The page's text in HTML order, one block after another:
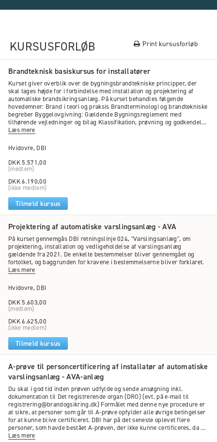
personer til projektering, installation, service og vedligehold
Specifikke kompetencekrav for fagområde AVA.
Mindst ét af følgende:
Dokumenteret uddannelse på niveau som el-installatør
med 1 års praktisk dokumenteret AVA-erfaring.
Elektriker med 4 års praktisk dokumenteret IVA-erfaring.
Maskinmester med 3 års praktisk dokumenteret AVA-
erfaring.
AVA-erfaring.
Automatik mekaniker / elektronik tekniker med 3 års
praktisk erfaring.
Alle el-uddannelser med 3 års praktisk erfaring.
Hvis du vil vide mere om, hvilke krav der stilles til
virksomheder, for at de kan opnå en DBI-godkendelse, kan
du læse om det i Retningslinje 001, ”Brandsikringsanlæg.
Godkendelse af virksomheder til projektering, installation,
service og vedligehold af brandsikringsanlæg”.
Generelle krav
generelle krav, der er ens for alle personcertificeringer.
eller flere af følgende områder:
Installation
Du skal have gennemført ’Brandteknisk basiskursus for
installatører’ eller tilsvarende, er kurset taget før januar
2019, skal du have kurset igen.
Du skal have gennemført et projekteringskursus inden for
det fagspecifikke område, du søger personcertificering til,
og have bestået den efterfølgende prøve.
Dokumentation
For at opnå certificeringen skal du indsende dokumentation
Print kursusforløb
KURSUSFORLØB
Brandteknisk basiskursus for installatører
Kurset giver overblik over de bygningsbrandtekniske principper, der
skal tages højde for i forbindelse med installation og projektering af
automatiske brandsikringsanlæg. På kurset behandles følgende
hovedemner: Brand i teori og praksis Brandterminologi og brandtekniske
begreber Byggelovgivning: Gældende Bygningsreglement med
tilhørende vejledninger og bilag Klassifikation, prøvning og godkendelse
af byggematerialer Brandtekniske installationer Relevante områder
Læs mere
Hvidovre, DBI
DKK 5.571,00
(medlem)
DKK 6.190,00
(ikke medlem)
Tilmeld kursus
Projektering af automatiske varslingsanlæg - AVA
På kurset gennemgås DBI retningslinje 024, "Varslingsanlæg", om
projektering, installation og vedligeholdelse af varslingsanlæg
gældende fra 2021. De enkelte bestemmelser bliver gennemgået og
fortolket, og baggrunden for kravene i bestemmelserne bliver forklaret.
Læs mere
Hvidovre, DBI
DKK 5.603,00
(medlem)
DKK 6.625,00
(ikke medlem)
Tilmeld kursus
A-prøve til personcertificering af installatør af automatiske
varslingsanlæg - AVA-anlæg
Du skal i god tid inden prøven udfylde og sende ansøgning inkl.
dokumentation til Det registrerende organ (DRO) (evt. på e-mail til
registrering@brandogsikring.dk) Formålet med denne nye procedure er
at sikre, at personer som går til A-prøve opfylder alle øvrige betingelser
for at kunne blive certificeret. DBI har på det seneste oplevet flere
personer, som havde bestået A-prøven, der ikke kunne certificeres, da de
ikke opfyldte alle de øvrige betingelser. Prøvens formål er verifikation af
Læs mere